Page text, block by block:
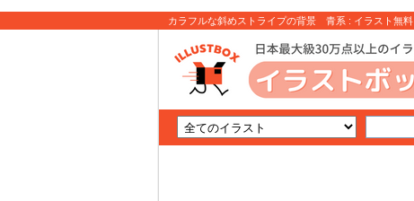
カラフルな斜めストライプの背景 青系 : イラスト無料